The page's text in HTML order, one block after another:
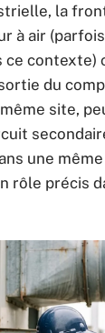
la
à air
ce contexte)
du
site,
une
rôle précis